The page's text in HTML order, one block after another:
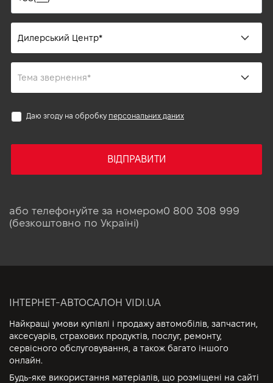
Даю згоду на обробку персональних даних
ВІДПРАВИТИ
або телефонуйте за номером0 800 308 999
(безкоштовно по Україні)
ІНТЕРНЕТ-АВТОСАЛОН VIDI.UA
Найкращі умови купівлі і продажу автомобілів, запчастин,
аксесуарів, страхових продуктів, послуг, ремонту,
сервісного обслуговування, а також багато іншого
онлайн.
Будь-яке використання матеріалів, що розміщені на сайті